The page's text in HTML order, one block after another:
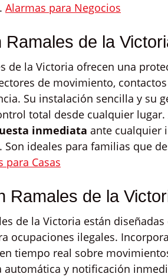
Alarmas para Negocios
de la
de la Victoria ofrecen una
de movimiento,
Su instalación sencilla y su
total desde cualquier lugar.
inmediata ante cualquier
ideales para familias que
para Casas
Ramales de la
de la Victoria están
ocupaciones ilegales.
tiempo real sobre
automática y notificación